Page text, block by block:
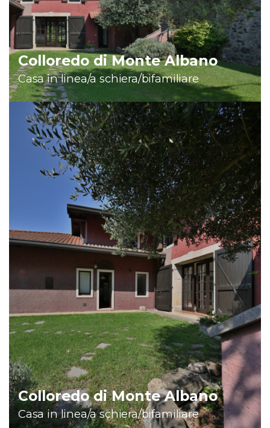
COSA
BENEDETTI srl
via Angelo Angeli, 68
33017 Tarcento (UD)
cell. 389 102 12 46
info@agenziabenedetti.com
benedettisrlfvg@pec.it
P.IVA 03138620301 - REA n° 371910 CCIAA Udine
CODICE UNIVOCO/SDI: M5UXCR1
ORARIO UFFICIO:
dal lunedì al venerdì
dalle 9:00 alle 12:30
e dalle 14:30 alle 18:30
si riceve solo su appuntamento
L'UFFICIO È CHIUSO PER LE FERIE ESTIVE. CI VEDIAMO
DA LUNEDÌ 31 AGOSTO.
Colloredo di Monte Albano
Casa in linea/a schiera/bifamiliare
Colloredo di Monte Albano
Casa in linea/a schiera/bifamiliare